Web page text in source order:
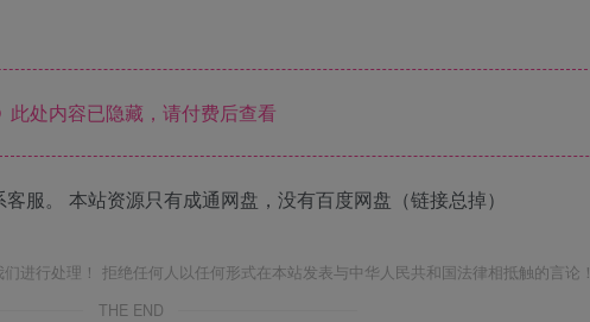
此处内容已隐藏，请付费后查看
服。 本站资源只有成通网盘，没有百度网盘（链接总掉）
进行处理！ 拒绝任何人以任何形式在本站发表与中华人民共和国法律相抵触的言论
THE END